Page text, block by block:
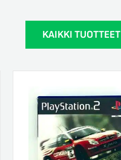
KAIKKI TUOTTEET